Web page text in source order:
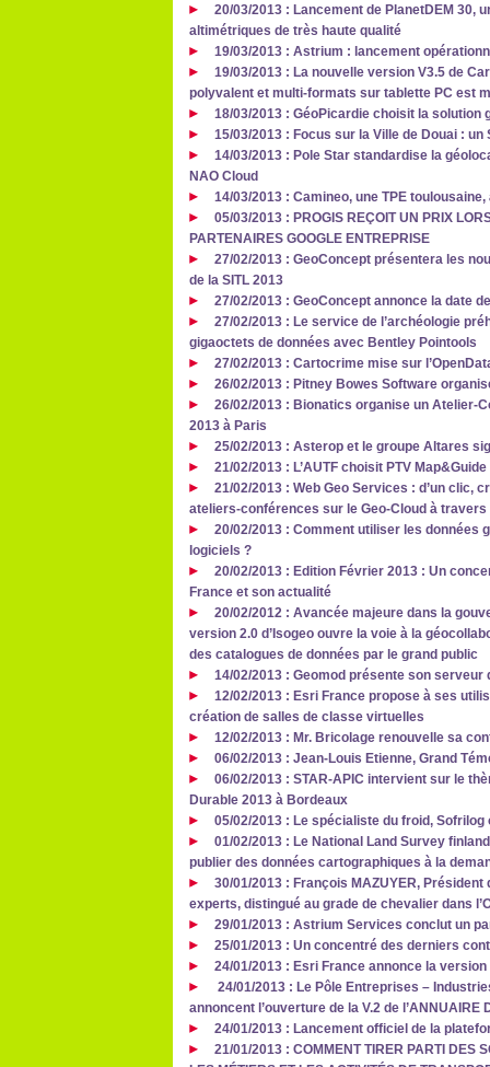
20/03/2013 : Lancement de PlanetDEM 30,
altimétriques de très haute qualité
19/03/2013 : Astrium : lancement
19/03/2013 : La nouvelle version V3.5 de
polyvalent et multi-formats sur tablette PC est
18/03/2013 : GéoPicardie choisit la solution
15/03/2013 : Focus sur la Ville de Douai : un
14/03/2013 : Pole Star standardise la
NAO Cloud
14/03/2013 : Camineo, une TPE
05/03/2013 : PROGIS REÇOIT UN PRIX
PARTENAIRES GOOGLE ENTREPRISE
27/02/2013 : GeoConcept présentera les
de la SITL 2013
27/02/2013 : GeoConcept annonce la date
27/02/2013 : Le service de l’archéologie
gigaoctets de données avec Bentley Pointools
27/02/2013 : Cartocrime mise sur
26/02/2013 : Pitney Bowes Software
26/02/2013 : Bionatics organise un Atelier-
2013 à Paris
25/02/2013 : Asterop et le groupe Altares
21/02/2013 : L’AUTF choisit PTV
21/02/2013 : Web Geo Services : d’un
ateliers-conférences sur le Geo-Cloud à travers
20/02/2013 : Comment utiliser les données
logiciels ?
20/02/2013 : Edition Février 2013 : Un
France et son actualité
20/02/2012 : Avancée majeure dans la
version 2.0 d’Isogeo ouvre la voie à la
des catalogues de données par le grand public
14/02/2013 : Geomod présente son serveur
12/02/2013 : Esri France propose à ses
création de salles de classe virtuelles
12/02/2013 : Mr. Bricolage renouvelle sa
06/02/2013 : Jean-Louis Etienne, Grand
06/02/2013 : STAR-APIC intervient sur le
Durable 2013 à Bordeaux
05/02/2013 : Le spécialiste du froid,
01/02/2013 : Le National Land Survey
publier des données cartographiques à la
30/01/2013 : François MAZUYER,
experts, distingué au grade de chevalier dans
29/01/2013 : Astrium Services conclut un
25/01/2013 : Un concentré des derniers
24/01/2013 : Esri France annonce la version
24/01/2013 : Le Pôle Entreprises –
annoncent l’ouverture de la V.2 de l’ANNUAIRE
24/01/2013 : Lancement officiel de la
21/01/2013 : COMMENT TIRER PARTI DES